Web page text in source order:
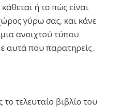
ή το πώς είναι
γύρω σας, και κάνε
ανοιχτού τύπου
αυτά που παρατηρείς.
τελευταίο βιβλίο του